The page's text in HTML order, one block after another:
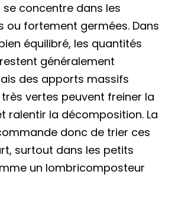
concentre dans les
ou fortement germées. Dans
équilibré, les quantités
généralement
des apports massifs
très vertes peuvent freiner la
ralentir la décomposition. La
donc de trier ces
surtout dans les petits
un lombricomposteur